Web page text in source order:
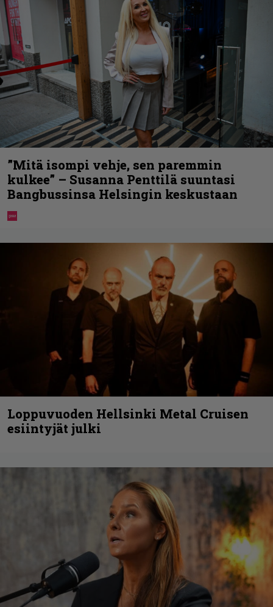
”Mitä isompi vehje, sen paremmin
kulkee” – Susanna Penttilä suuntasi
Bangbussinsa Helsingin keskustaan
Loppuvuoden Hellsinki Metal Cruisen
esiintyjät julki